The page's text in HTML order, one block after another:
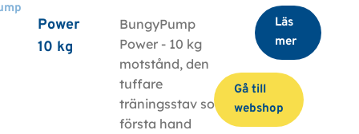
Power
10 kg
BungyPump
Power - 10 kg
motstånd, den
tuffare
träningsstav som i
första hand
Läs
mer
Gå till
webshop